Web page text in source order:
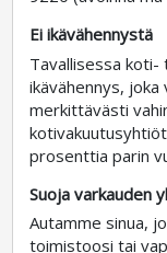
Ei ikävähennystä
Tavallisessa koti-
ikävähennys,
merkittävästi
prosenttia parin
Suoja varkauden
Autamme sinua,
toimistoosi tai